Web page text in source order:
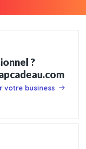
?
votre business